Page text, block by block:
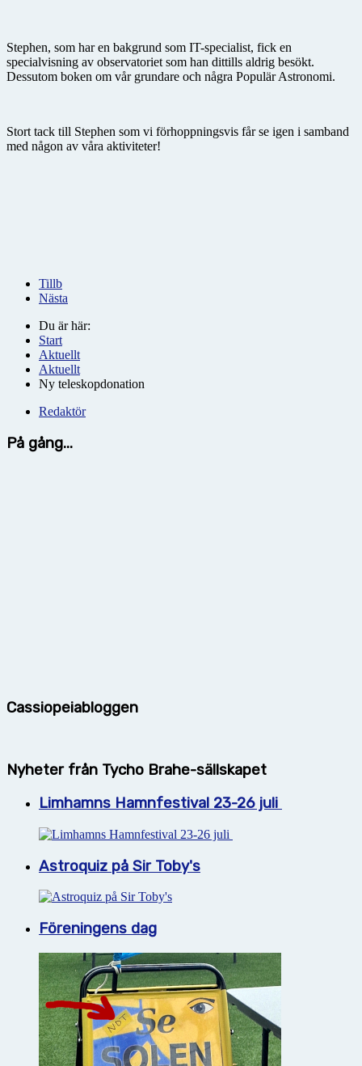
Stephen, som har en bakgrund som IT-specialist, fick en
specialvisning av observatoriet som han dittills aldrig besökt.
Dessutom boken om vår grundare och några Populär Astronomi.
Stort tack till Stephen som vi förhoppningsvis får se igen i samband
med någon av våra aktiviteter!
Tillb
Nästa
Du är här:
Start
Aktuellt
Aktuellt
Ny teleskopdonation
Redaktör
På gång...
Cassiopeiabloggen
Nyheter från Tycho Brahe-sällskapet
Limhamns Hamnfestival 23-26 juli
Astroquiz på Sir Toby's
Föreningens dag